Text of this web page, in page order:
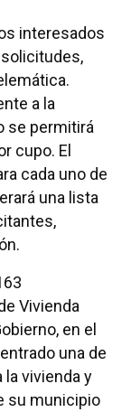
interesados
a la
se permitirá
cupo. El
cada uno de
una lista
Vivienda
en el
una de
vivienda y
su municipio